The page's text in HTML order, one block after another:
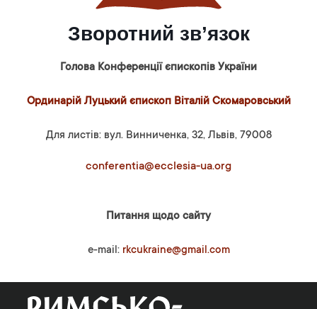
Зворотний зв’язок
Голова Конференції єпископів України
Ординарій Луцький єпископ Віталій Скомаровський
Для листів: вул. Винниченка, 32, Львів, 79008
conferentia@ecclesia-ua.org
Питання щодо сайту
e-mail: rkcukraine@gmail.com